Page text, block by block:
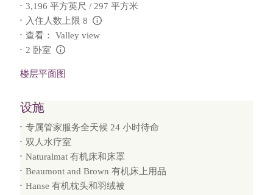
3,196 平方英尺 / 297 平方米
入住人数上限 8
查看： Valley view
2 卧室
楼层平面图
设施
专属管家服务全天候 24 小时待命
双人水疗室
Naturalmat 有机床和床罩
Beaumont and Brown 有机床上用品
Hanse 有机枕头和羽绒被